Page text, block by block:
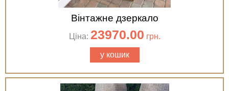
Вінтажне дзеркало
Ціна: 23970.00 грн.
у кошик